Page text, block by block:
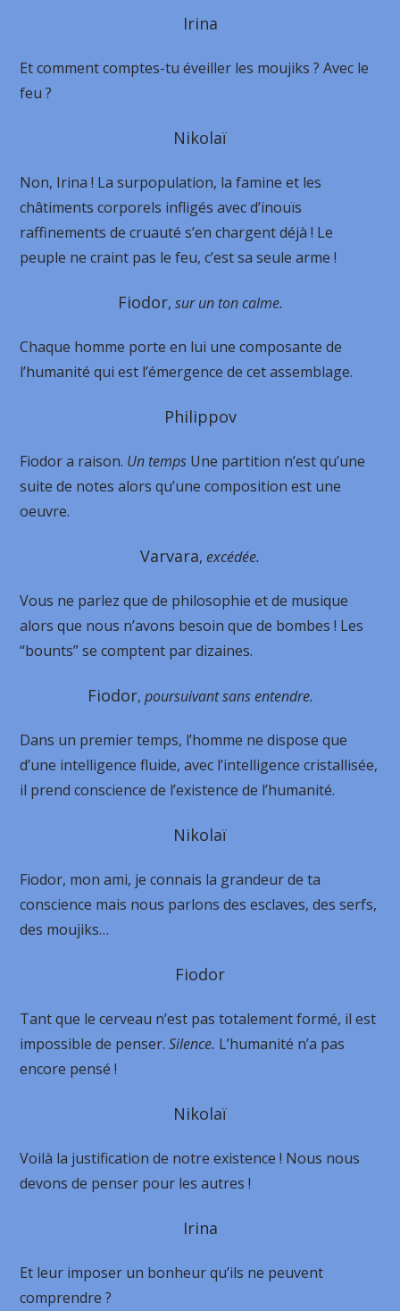
Irina
Et comment comptes-tu éveiller les moujiks ? Avec le
feu ?
Nikolaï
Non, Irina ! La surpopulation, la famine et les
châtiments corporels infligés avec d’inouïs
raffinements de cruauté s’en chargent déjà ! Le
peuple ne craint pas le feu, c’est sa seule arme !
Fiodor, sur un ton calme.
Chaque homme porte en lui une composante de
l’humanité qui est l’émergence de cet assemblage.
Philippov
Fiodor a raison. Un temps Une partition n’est qu’une
suite de notes alors qu’une composition est une
oeuvre.
Varvara, excédée.
Vous ne parlez que de philosophie et de musique
alors que nous n’avons besoin que de bombes ! Les
“bounts” se comptent par dizaines.
Fiodor, poursuivant sans entendre.
Dans un premier temps, l’homme ne dispose que
d’une intelligence fluide, avec l’intelligence cristallisée,
il prend conscience de l’existence de l’humanité.
Nikolaï
Fiodor, mon ami, je connais la grandeur de ta
conscience mais nous parlons des esclaves, des serfs,
des moujiks…
Fiodor
Tant que le cerveau n’est pas totalement formé, il est
impossible de penser.Silence. L’humanité n’a pas
encore pensé !
Nikolaï
Voilà la justification de notre existence ! Nous nous
devons de penser pour les autres !
Irina
Et leur imposer un bonheur qu’ils ne peuvent
comprendre ?